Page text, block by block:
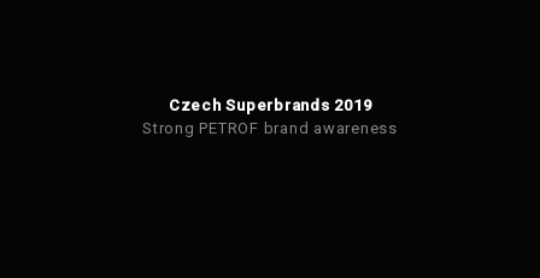
Czech Superbrands 2019
Strong PETROF brand awareness